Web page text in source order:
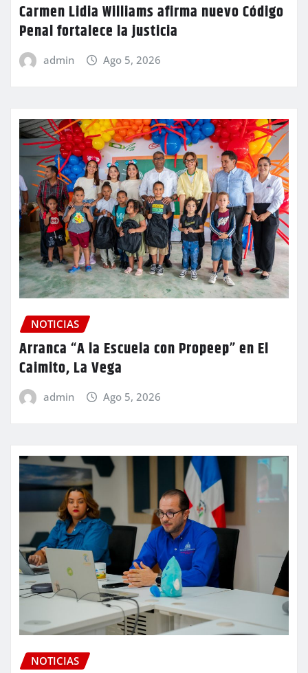
Carmen Lidia Williams afirma nuevo Código
Penal fortalece la justicia
admin Ago 5, 2026
NOTICIAS
Arranca “A la Escuela con Propeep” en El
Caimito, La Vega
admin Ago 5, 2026
NOTICIAS